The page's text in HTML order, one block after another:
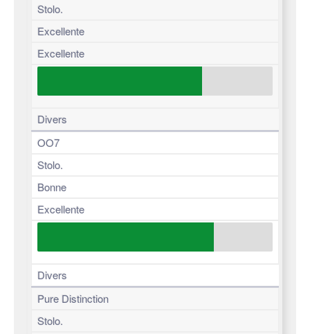
Stolo.
Excellente
Excellente
Divers
OO7
Stolo.
Bonne
Excellente
Divers
Pure Distinction
Stolo.